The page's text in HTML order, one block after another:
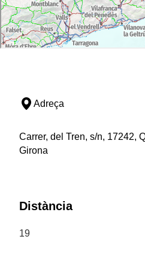
Adreça
Carrer, del Tren, s/n, 17242,
Girona
Distància
19